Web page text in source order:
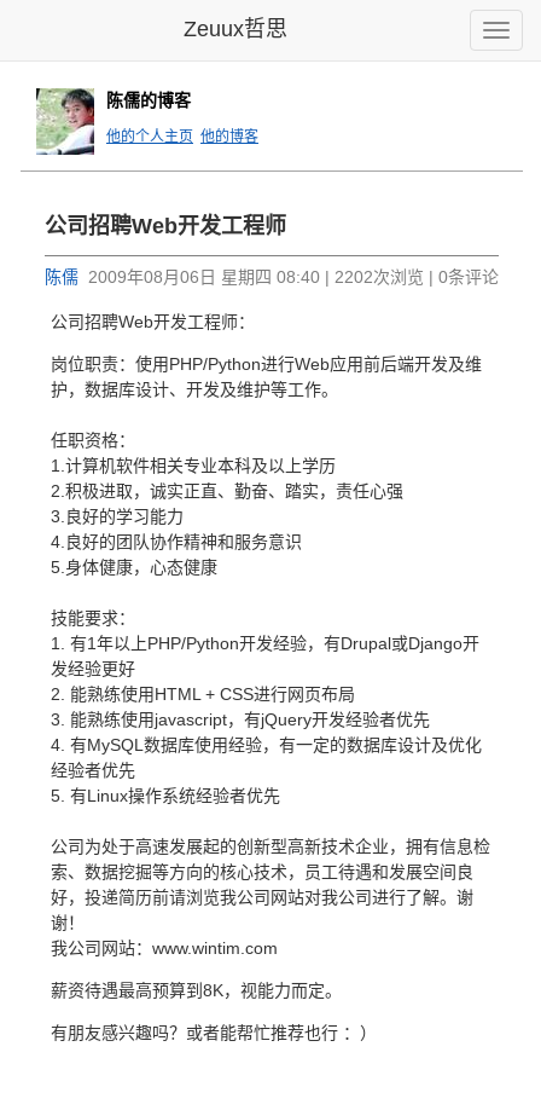
Toggle
Zeuux哲思
陈儒的博客
他的个人主页 他的博客
公司招聘Web开发工程师
陈儒 2009年08月06日 星期四 08:40 | 2202次浏览 | 0条评论
公司招聘Web开发工程师：
岗位职责：使用PHP/Python进行Web应用前后端开发及维
护，数据库设计、开发及维护等工作。
任职资格：
1.计算机软件相关专业本科及以上学历
2.积极进取，诚实正直、勤奋、踏实，责任心强
3.良好的学习能力
4.良好的团队协作精神和服务意识
5.身体健康，心态健康
技能要求：
1. 有1年以上PHP/Python开发经验，有Drupal或Django开
发经验更好
2. 能熟练使用HTML + CSS进行网页布局
3. 能熟练使用javascript，有jQuery开发经验者优先
4. 有MySQL数据库使用经验，有一定的数据库设计及优化
经验者优先
5. 有Linux操作系统经验者优先
公司为处于高速发展起的创新型高新技术企业，拥有信息检
索、数据挖掘等方向的核心技术，员工待遇和发展空间良
好，投递简历前请浏览我公司网站对我公司进行了解。谢
谢！
我公司网站：www.wintim.com
薪资待遇最高预算到8K，视能力而定。
有朋友感兴趣吗？或者能帮忙推荐也行 ：）